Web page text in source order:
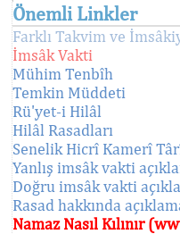
Önemli Linkler
Farklı Takvim ve
İmsâk Vakti
Mühim Tenbîh
Temkin Müddeti
Rü'yet-i Hilâl
Hilâl Rasadları
Senelik Hicrî Kamerî
Yanlış imsâk vakti
Doğru imsâk vakti
Rasad hakkında
Namaz Nasıl Kılınır